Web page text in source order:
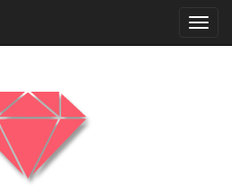
菜
单